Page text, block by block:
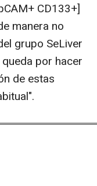
CD133+]
manera no
grupo SeLiver
por hacer
de estas